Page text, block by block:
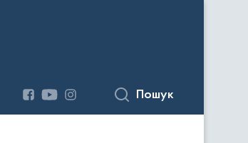
Пошук